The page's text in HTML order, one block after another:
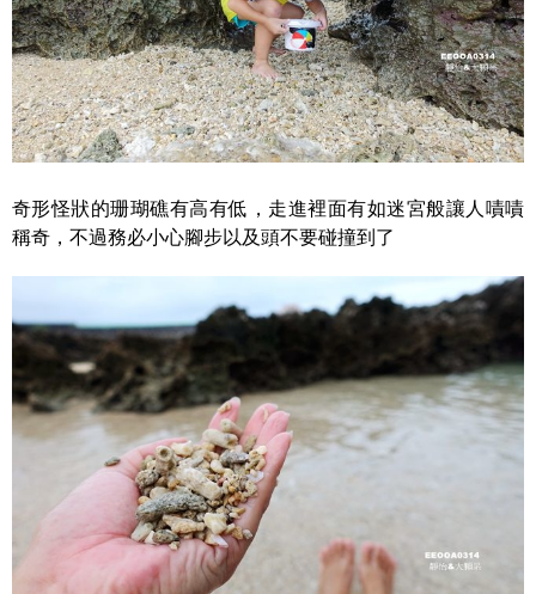
奇形怪狀的珊瑚礁有高有低，走進裡面有如迷宮般讓人嘖嘖
稱奇，不過務必小心腳步以及頭不要碰撞到了